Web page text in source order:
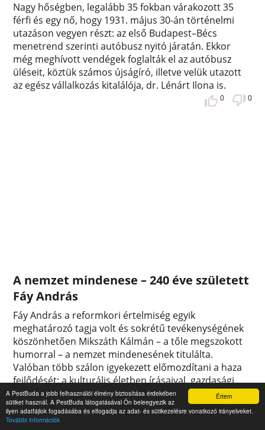
Értem
A PestBuda a jobb felhasználói élmény biztosítása érdekében
sütiket használ. A PestBuda látogatásával Ön beleegyezik az
ilyen adatfájlok fogadásába és elfogadja az adat- és sütikezelésre vonatkozó irányelveket.
További információk
Nagy hőségben, legalább 35 fokban várakozott 35
férfi és egy nő, hogy 1931. május 30-án történelmi
utazáson vegyen részt: az első Budapest–Bécs
menetrend szerinti autóbusz nyitó járatán. Ekkor
még meghívott vendégek foglalták el az autóbusz
üléseit, köztük számos újságíró, illetve velük utazott
az egész vállalkozás kitalálója, dr. Lénárt Ilona is.
0 0
A nemzet mindenese – 240 éve született
Fáy András
Fáy András a reformkori értelmiség egyik
meghatározó tagja volt és sokrétű tevékenységének
köszönhetően Mikszáth Kálmán – a tőle megszokott
humorral – a nemzet mindenesének titulálta.
Valóban több szálon igyekezett előmozdítani a haza
fejlődését: a kulturális életben írásaival, gazdasági
téren pedig a Pesti Hazai Első Takarékpénztár
ötletével. Nevét ma is számos intézmény őrzi,
születésének kétszáznegyvenedik évfordulója